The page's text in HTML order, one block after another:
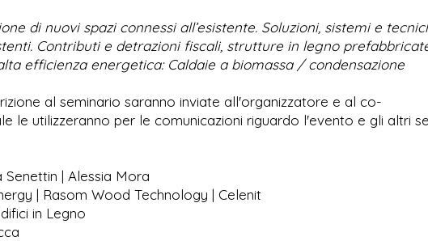
di nuovi spazi connessi all’esistente. Soluzioni, sistemi e
Contributi e detrazioni fiscali, strutture in legno
efficienza energetica: Caldaie a biomassa / condensazione
al seminario saranno inviate all'organizzatore e al co-
le utilizzeranno per le comunicazioni riguardo l'evento e gli altri
| Alessia Mora
| Rasom Wood Technology | Celenit
in Legno